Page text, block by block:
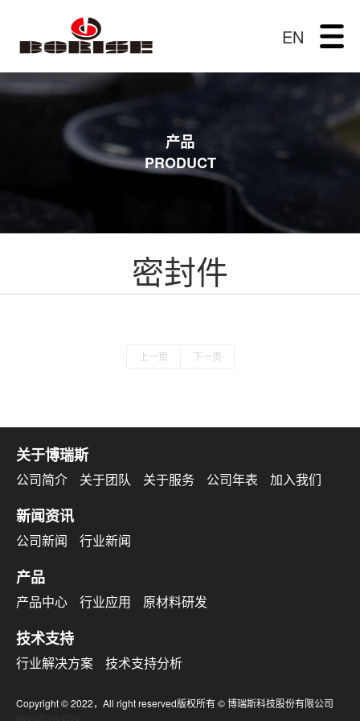
EN
产品
PRODUCT
密封件
上一页 下一页
关于博瑞斯
公司简介 关于团队 关于服务 公司年表 加入我们
新闻资讯
公司新闻 行业新闻
产品
产品中心 行业应用 原材料研发
技术支持
行业解决方案 技术支持分析
Copyright © 2022，All right reserved版权所有 © 博瑞斯科技股份有限公司